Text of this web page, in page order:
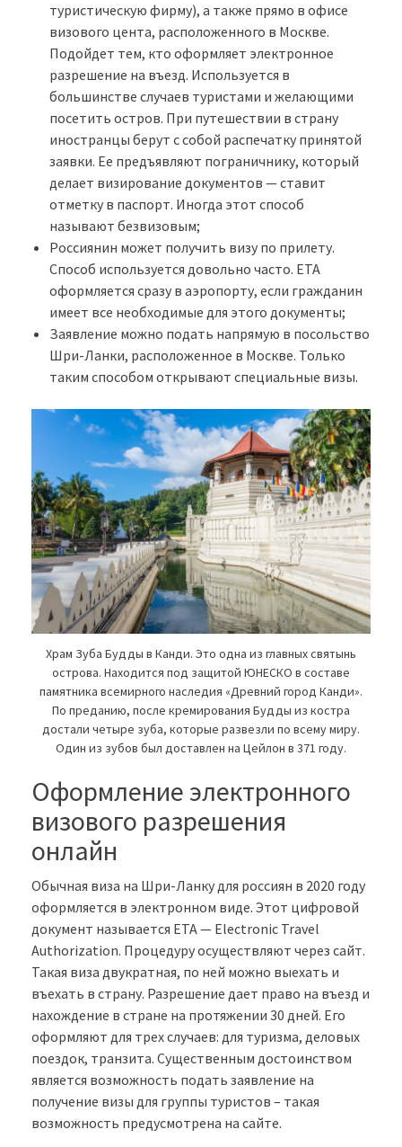
туристическую фирму), а также прямо в офисе
визового цента, расположенного в Москве.
Подойдет тем, кто оформляет электронное
разрешение на въезд. Используется в
большинстве случаев туристами и желающими
посетить остров. При путешествии в страну
иностранцы берут с собой распечатку принятой
заявки. Ее предъявляют пограничнику, который
делает визирование документов — ставит
отметку в паспорт. Иногда этот способ
называют безвизовым;
Россиянин может получить визу по прилету.
Способ используется довольно часто. ETA
оформляется сразу в аэропорту, если гражданин
имеет все необходимые для этого документы;
Заявление можно подать напрямую в посольство
Шри-Ланки, расположенное в Москве. Только
таким способом открывают специальные визы.
Храм Зуба Будды в Канди. Это одна из главных святынь
острова. Находится под защитой ЮНЕСКО в составе
памятника всемирного наследия «Древний город Канди».
По преданию, после кремирования Будды из костра
достали четыре зуба, которые развезли по всему миру.
Один из зубов был доставлен на Цейлон в 371 году.
Оформление электронного
визового разрешения
онлайн
Обычная виза на Шри-Ланку для россиян в 2020 году
оформляется в электронном виде. Этот цифровой
документ называется ETA — Electronic Travel
Authorization. Процедуру осуществляют через сайт.
Такая виза двукратная, по ней можно выехать и
въехать в страну. Разрешение дает право на въезд и
нахождение в стране на протяжении 30 дней. Его
оформляют для трех случаев: для туризма, деловых
поездок, транзита. Существенным достоинством
является возможность подать заявление на
получение визы для группы туристов – такая
возможность предусмотрена на сайте.